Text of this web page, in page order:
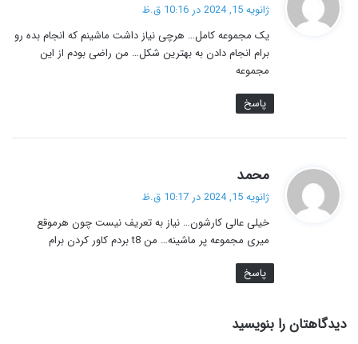
:
ژانویه 15, 2024 در 10:16 ق.ظ
یک مجموعه کامل… هرچی نیاز داشت ماشینم که انجام بده رو
برام انجام دادن به بهترین شکل… من راضی بودم از این
مجموعه
پاسخ
محمد
ف
:
ژانویه 15, 2024 در 10:17 ق.ظ
خیلی عالی کارشون… نیاز به تعریف نیست چون هرموقع
میری مجموعه پر ماشینه… من t8 بردم کاور کردن برام
پاسخ
دیدگاهتان را بنویسید